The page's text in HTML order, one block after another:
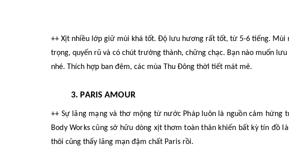
++ Xịt nhiều lớp giữ mùi khá tốt. Độ lưu hương rất tốt, từ 5-6 tiếng. Mùi
trọng, quyến rũ và có chút trưởng thành, chững chạc. Bạn nào muốn
nhé. Thích hợp ban đêm, các mùa Thu Đông thờI tiết mát mẻ.
3. PARIS AMOUR
++ Sự lãng mạng và thơ mộng từ nước Pháp luôn là nguồn cảm
Body Works cũng sở hữu dòng xịt thơm toàn thân khiến bất kỳ tín đồ
thôi cũng thấy lãng mạn đậm chất Paris rồi.